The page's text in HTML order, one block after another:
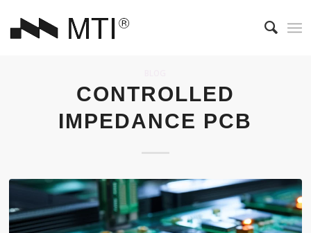
CONTROLLED
IMPEDANCE PCB